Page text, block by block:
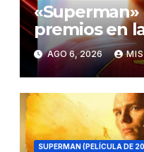
«Superman»
premios en
de los Critics
Awards
AGO 6, 2026
SUPERMAN (PELÍCULA DE